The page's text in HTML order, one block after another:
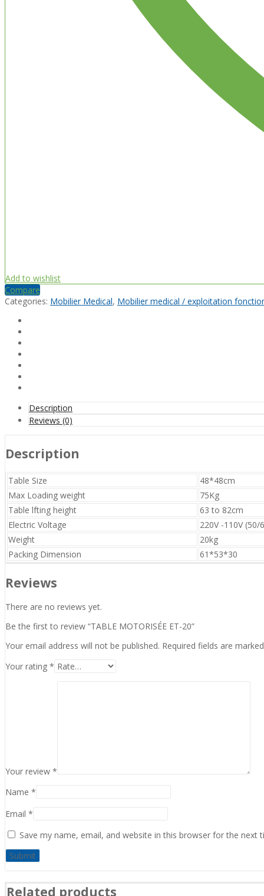
Add to wishlist
Compare
Categories: Mobilier Medical, Mobilier medical / exploitation
Description
Reviews (0)
Description
Table Size
48*48cm
Max Loading weight
75Kg
Table lfting height
63 to 82cm
Electric Voltage
220V -110V (50/
Weight
20kg
Packing Dimension
61*53*30
Reviews
There are no reviews yet.
Be the first to review “TABLE MOTORISÉE ET-20”
Your email address will not be published. Required fields are
Your rating *
Your review *
Name *
Email *
Save my name, email, and website in this browser for the next
Related products